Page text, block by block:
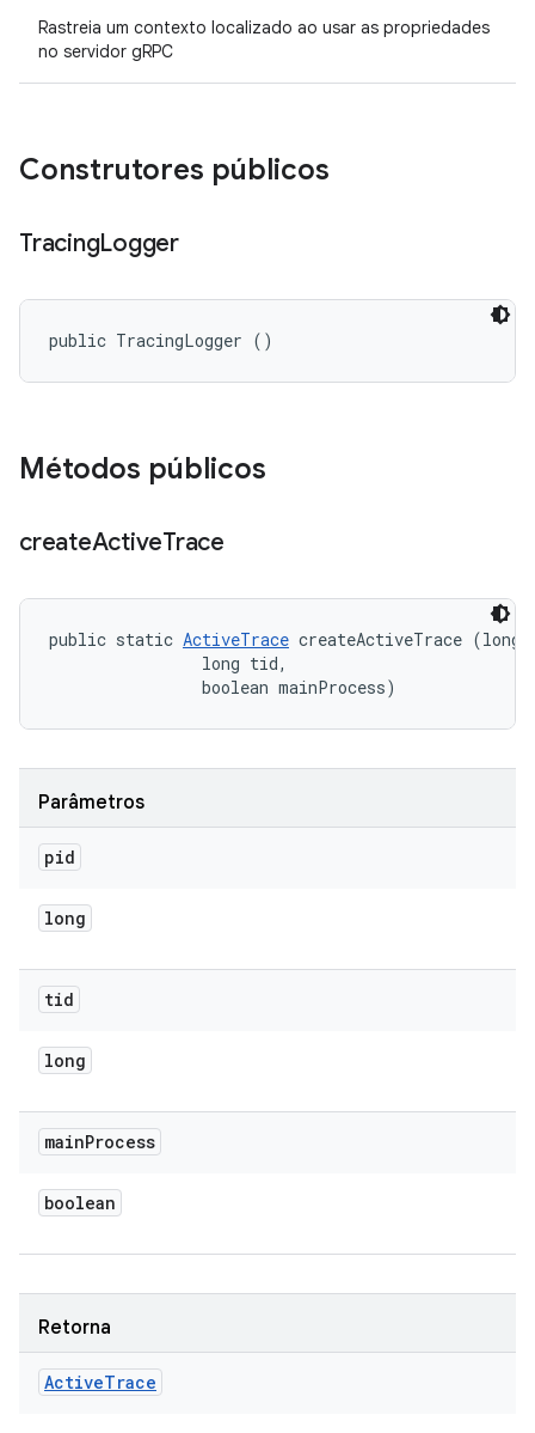
Rastreia um contexto localizado ao usar as propriedades
no servidor gRPC
Construtores públicos
TracingLogger
public TracingLogger ()
Métodos públicos
createActiveTrace
public static ActiveTrace createActiveTrace
                long tid,
                boolean mainProcess)
Parâmetros
pid
long
tid
long
mainProcess
boolean
Retorna
ActiveTrace